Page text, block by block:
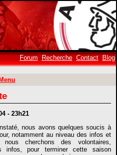
Forum Recherche Contact Blog
Menu
- 23h21
nous avons quelques soucis à
notamment au niveau des infos et
cherchons des volontaires,
infos, pour terminer cette saison